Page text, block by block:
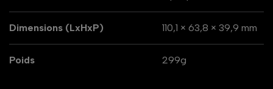
Dimensions (LxHxP) 110,1 × 63,8 × 39,9 mm
Poids 299g